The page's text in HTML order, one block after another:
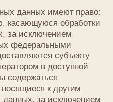
данных,
поручителем
данные
в случае